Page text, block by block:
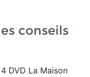
conseils
DVD La Maison